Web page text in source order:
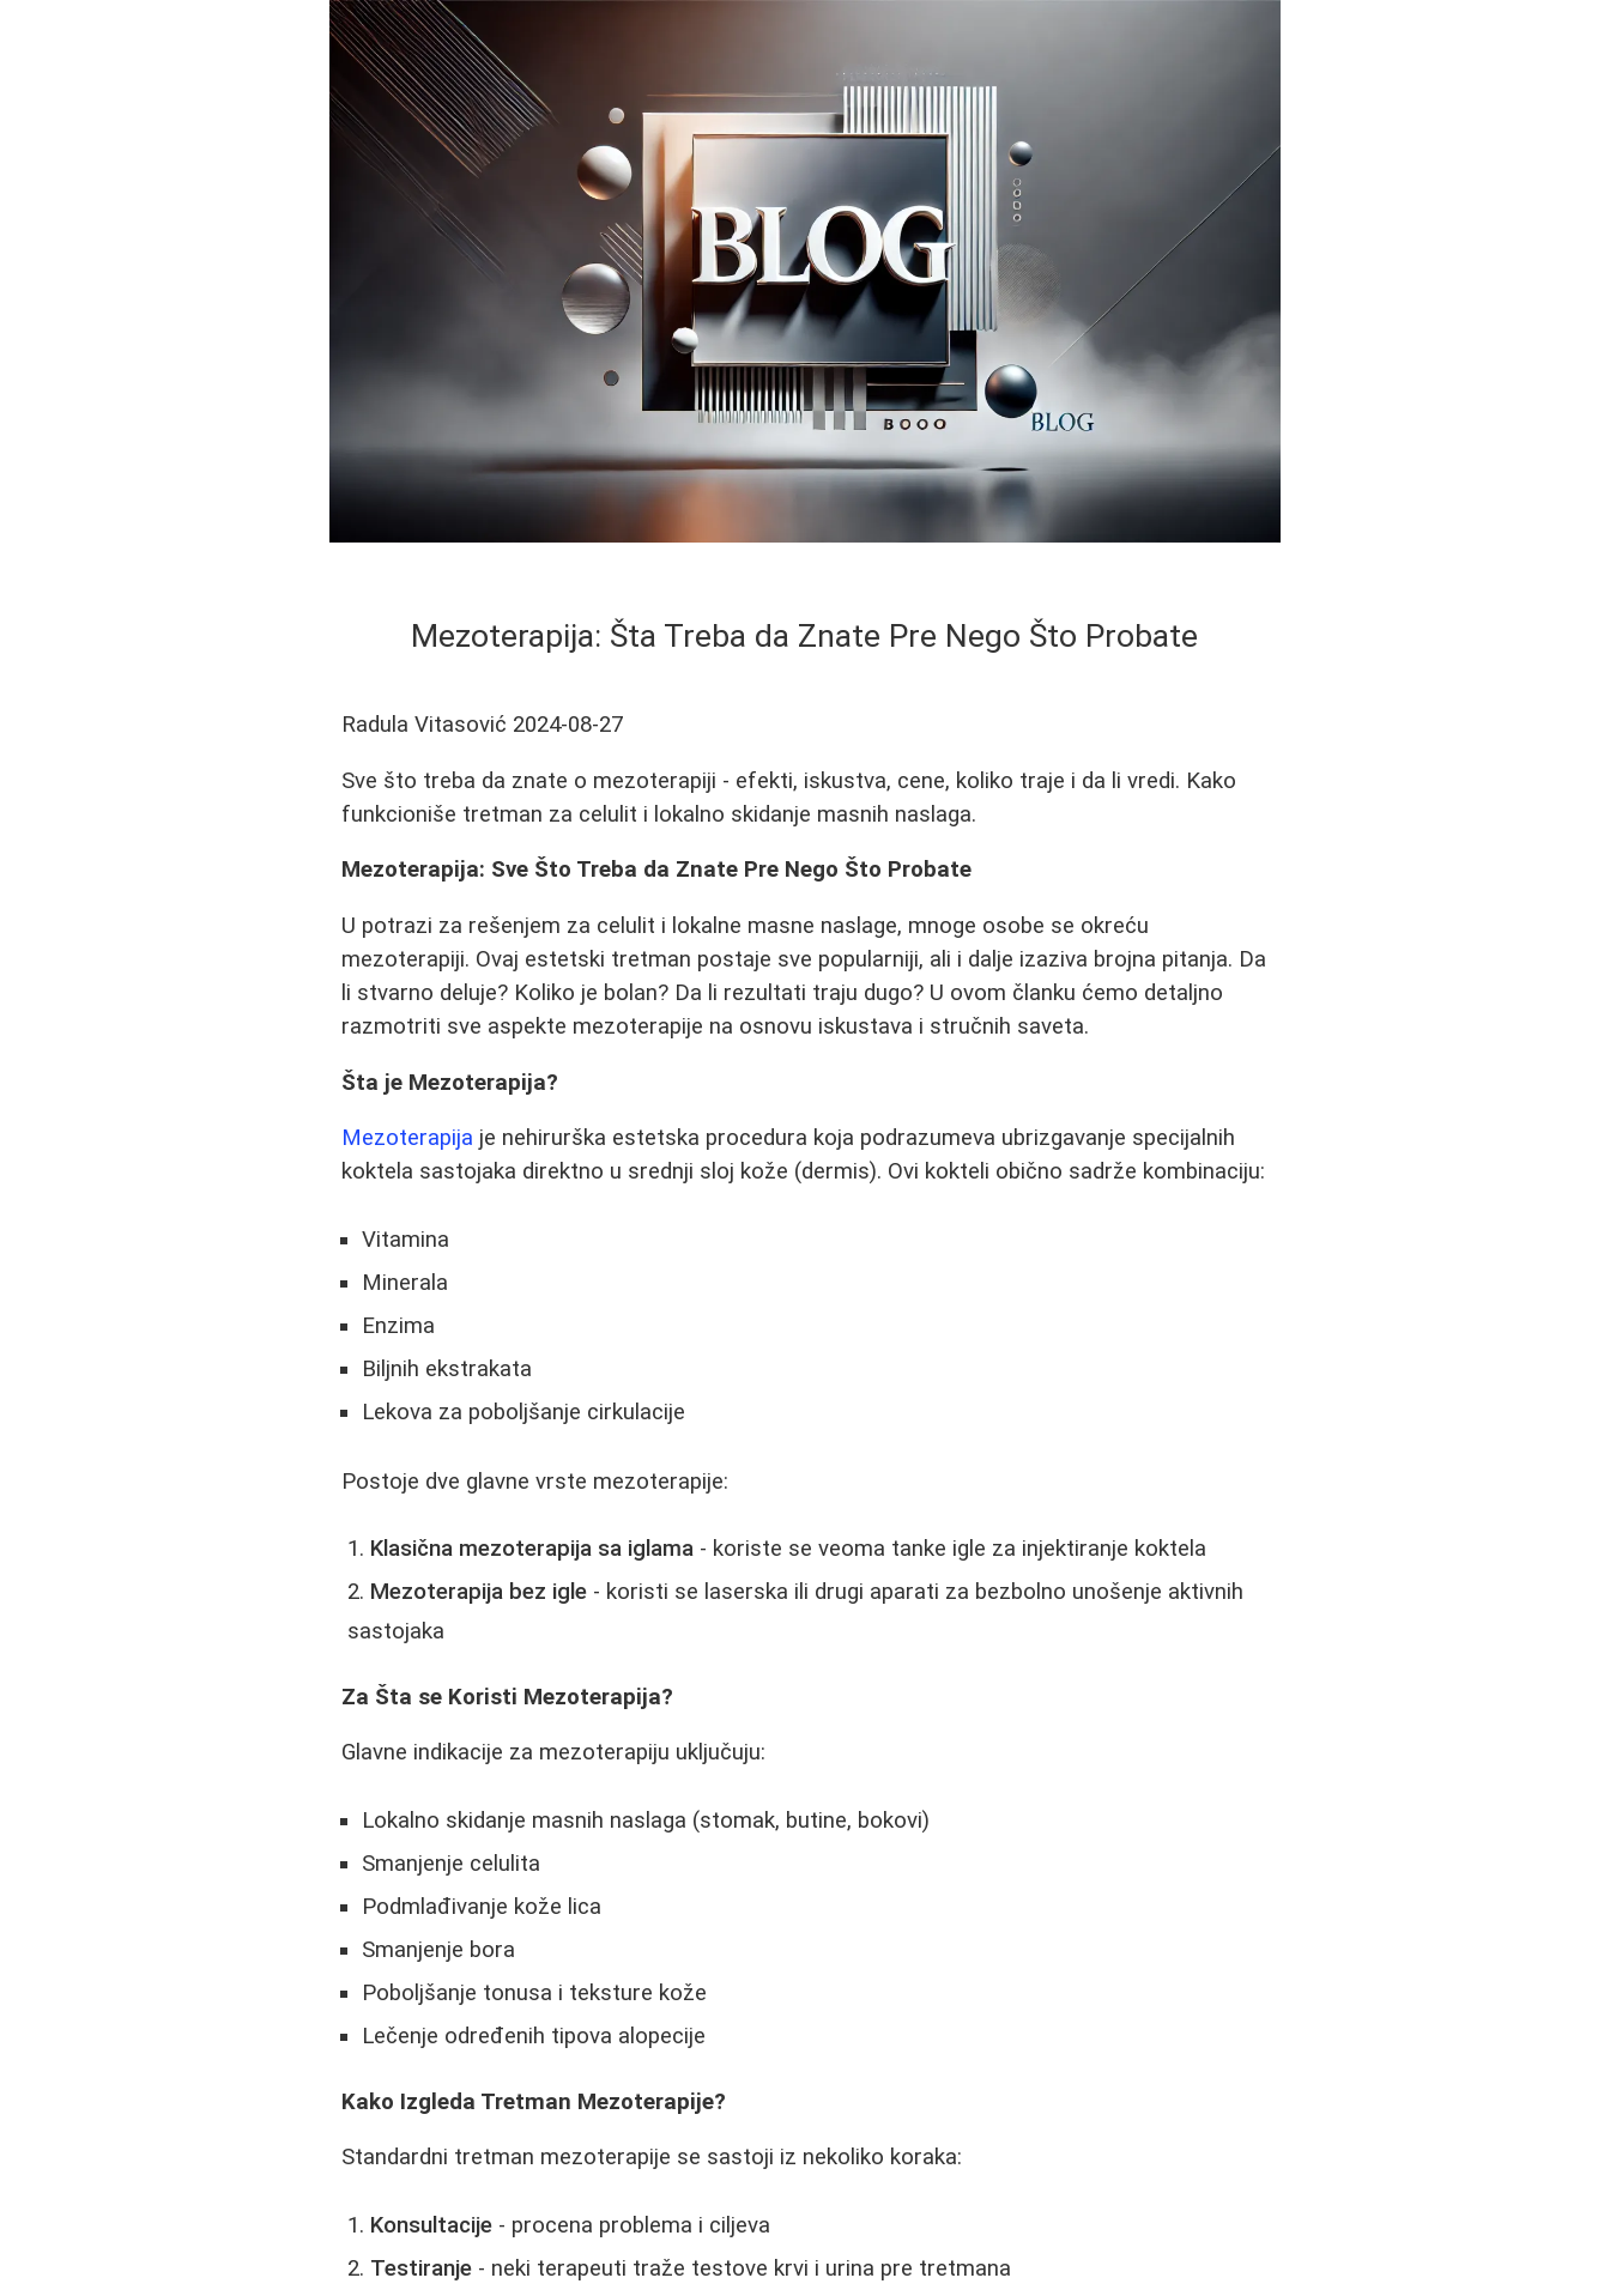
Mezoterapija: Šta Treba da Znate Pre Nego Što Probate
Radula Vitasović 2024-08-27
Sve što treba da znate o mezoterapiji - efekti, iskustva, cene, koliko traje i da li vredi. Kako
funkcioniše tretman za celulit i lokalno skidanje masnih naslaga.
Mezoterapija: Sve Što Treba da Znate Pre Nego Što Probate
U potrazi za rešenjem za celulit i lokalne masne naslage, mnoge osobe se okreću
mezoterapiji. Ovaj estetski tretman postaje sve popularniji, ali i dalje izaziva brojna pitanja. Da
li stvarno deluje? Koliko je bolan? Da li rezultati traju dugo? U ovom članku ćemo detaljno
razmotriti sve aspekte mezoterapije na osnovu iskustava i stručnih saveta.
Šta je Mezoterapija?
Mezoterapija je nehirurška estetska procedura koja podrazumeva ubrizgavanje specijalnih
koktela sastojaka direktno u srednji sloj kože (dermis). Ovi kokteli obično sadrže kombinaciju:
Vitamina
Minerala
Enzima
Biljnih ekstrakata
Lekova za poboljšanje cirkulacije
Postoje dve glavne vrste mezoterapije:
Klasična mezoterapija sa iglama - koriste se veoma tanke igle za injektiranje koktela
Mezoterapija bez igle - koristi se laserska ili drugi aparati za bezbolno unošenje aktivnih
sastojaka
Za Šta se Koristi Mezoterapija?
Glavne indikacije za mezoterapiju uključuju:
Lokalno skidanje masnih naslaga (stomak, butine, bokovi)
Smanjenje celulita
Podmlađivanje kože lica
Smanjenje bora
Poboljšanje tonusa i teksture kože
Lečenje određenih tipova alopecije
Kako Izgleda Tretman Mezoterapije?
Standardni tretman mezoterapije se sastoji iz nekoliko koraka:
Konsultacije - procena problema i ciljeva
Testiranje - neki terapeuti traže testove krvi i urina pre tretmana